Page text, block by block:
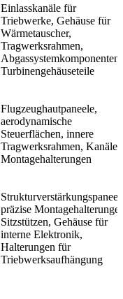
Einlasskanäle für
Triebwerke, Gehäuse für
Wärmetauscher,
Tragwerksrahmen,
Abgassystemkomponenten,
Turbinengehäuseteile
Flugzeughautpaneele,
aerodynamische
Steuerflächen, innere
Tragwerksrahmen, Kanäle,
Montagehalterungen
präzise
Sitzstützen, Gehäuse für
interne Elektronik,
Halterungen für
Triebwerksaufhängung